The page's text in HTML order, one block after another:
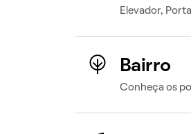
Elevador,
Bairro
Conheça os